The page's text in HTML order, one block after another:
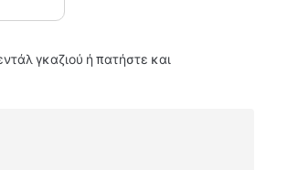
γκαζιού ή πατήστε και